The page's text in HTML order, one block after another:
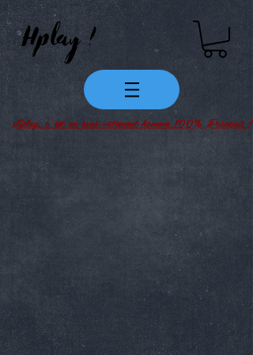
Hplay, c’est un sous-vêtement homme 100% Français !